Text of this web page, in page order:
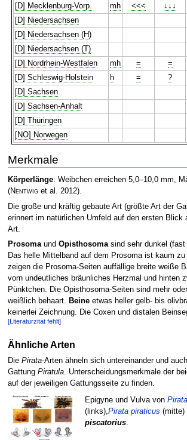
[D] Mecklenburg-Vorp.
mh <<< ↓↓↓
[D] Niedersachsen
[D] Niedersachsen (H)
[D] Niedersachsen (T)
[D] Nordrhein-Westfalen
mh = =
[D] Schleswig-Holstein
h = ?
[D] Sachsen
[D] Sachsen-Anhalt
[D] Thüringen
[NO] Norwegen
Merkmale
Körperlänge: Weibchen erreichen 5,0–10,0 mm,
(Nentwiget al. 2012).
Die große und kräftig gebaute Art (größte Art der
erinnert im natürlichen Umfeld auf den ersten Blick
Art.
Prosomaund Opisthosomasind sehr dunkel (fast
Das helle Mittelband auf dem Prosoma ist kaum zu
zeigen die Prosoma-Seiten auffällige breite weiße
vorn undeutliches bräunliches Herzmal und hinten
Pünktchen. Die Opisthosoma-Seiten sind mehr
weißlich behaart. Beineetwas heller gelb- bis
keinerlei Zeichnung. Die Coxen und distalen
[Literaturzitat fehlt]
Ähnliche Arten
Die Pirata-Arten ähneln sich untereinander und
Gattung Piratula. Unterscheidungsmerkmale der
auf der jeweiligen Gattungsseite zu finden.
Epigyne und Vulva von
(links),Pirata piraticus
piscatorius.